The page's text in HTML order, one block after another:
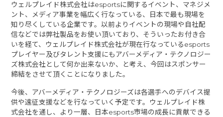
ウェルプレイド株式会社はesportsに関するイベント、マネジメ
ント、メディア事業を幅広く行なっている、日本で最も現場を
知り尽くしている企業です。以前よりイベントの現場や自社配
信などでは弊社製品をお使い頂いており、そういったお付き合
いを経て、ウェルプレイド株式会社が現在行なっているesports
プレイヤー及びタレント支援にもアバーメディア・テクノロジー
ズ株式会社として何か出来ないか、と考え、今回はスポンサー
締結をさせて頂くことになりました。
今後、アバーメディア・テクノロジーズは各選手へのデバイス提
供や遠征支援などを行なっていく予定です。ウェルプレイド株
式会社を通し、より一層、日本esports市場の成長に貢献できる